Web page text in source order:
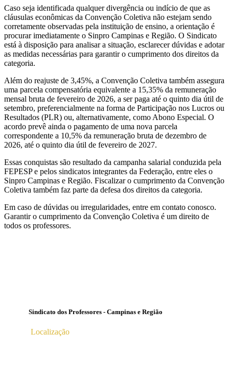
Caso seja identificada qualquer divergência ou indício de que as
cláusulas econômicas da Convenção Coletiva não estejam sendo
corretamente observadas pela instituição de ensino, a orientação é
procurar imediatamente o Sinpro Campinas e Região. O Sindicato
está à disposição para analisar a situação, esclarecer dúvidas e adotar
as medidas necessárias para garantir o cumprimento dos direitos da
categoria.
Além do reajuste de 3,45%, a Convenção Coletiva também assegura
uma parcela compensatória equivalente a 15,35% da remuneração
mensal bruta de fevereiro de 2026, a ser paga até o quinto dia útil de
setembro, preferencialmente na forma de Participação nos Lucros ou
Resultados (PLR) ou, alternativamente, como Abono Especial. O
acordo prevê ainda o pagamento de uma nova parcela
correspondente a 10,5% da remuneração bruta de dezembro de
2026, até o quinto dia útil de fevereiro de 2027.
Essas conquistas são resultado da campanha salarial conduzida pela
FEPESP e pelos sindicatos integrantes da Federação, entre eles o
Sinpro Campinas e Região. Fiscalizar o cumprimento da Convenção
Coletiva também faz parte da defesa dos direitos da categoria.
Em caso de dúvidas ou irregularidades, entre em contato conosco.
Garantir o cumprimento da Convenção Coletiva é um direito de
todos os professores.
Sindicato dos Professores - Campinas e Região
Localização